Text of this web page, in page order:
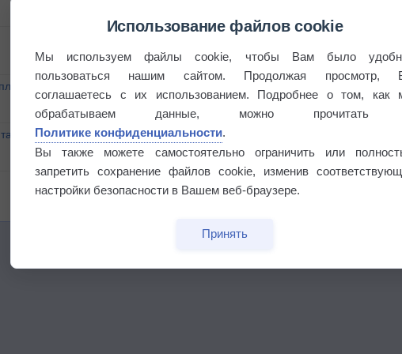
бабочек
Использование файлов cookie
Мы используем файлы cookie, чтобы Вам было
пользоваться нашим сайтом. Продолжая просмотр,
соглашаетесь с их использованием. Подробнее о том, как
обрабатываем данные, можно прочитать
Политике конфиденциальности.
Вы также можете самостоятельно ограничить или
запретить сохранение файлов cookie, изменив
настройки безопасности в Вашем веб-браузере.
Принять